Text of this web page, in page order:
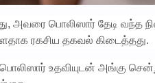
அவரை பொலிஸார் தேடி வந்த
ரகசிய தகவல் கிடைத்தது.
உதவியுடன் அங்கு